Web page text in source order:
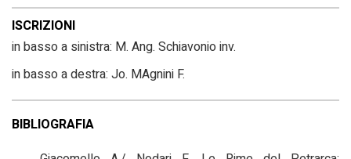
ISCRIZIONI
in basso a sinistra: M. Ang. Schiavonio inv.
in basso a destra: Jo. MAgnini F.
BIBLIOGRAFIA